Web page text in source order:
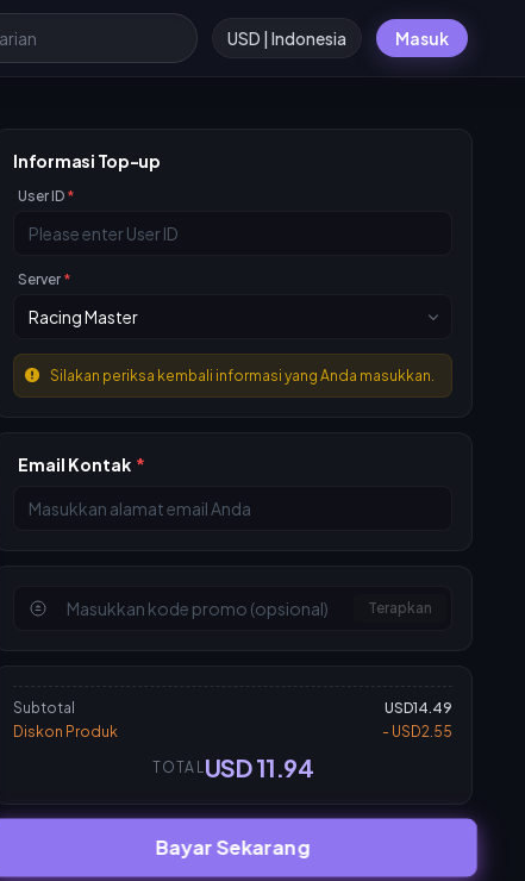
USD | Indonesia Masuk
Informasi Top-up
User ID *
Server *
Silakan periksa kembali informasi yang Anda masukkan.
Email Kontak *
Terapkan
Subtotal
USD14.49
Diskon Produk
- USD2.55
TOTALUSD 11.94
Bayar Sekarang